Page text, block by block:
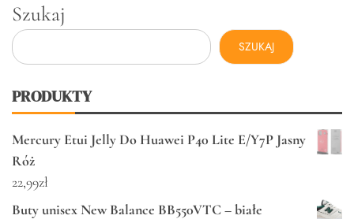
Szukaj
SZUKAJ
PRODUKTY
Mercury Etui Jelly Do Huawei P40 Lite E/Y7P Jasny
Róż
22,99zł
Buty unisex New Balance BB550VTC – białe